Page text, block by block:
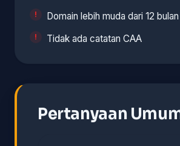
Domain lebih muda dari 12 bulan
Tidak ada catatan CAA
Pertanyaan